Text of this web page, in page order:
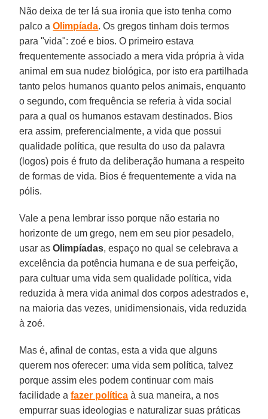
Não deixa de ter lá sua ironia que isto tenha como
palco aOlimpíada. Os gregos tinham dois termos
para "vida": zoé e bios. O primeiro estava
frequentemente associado a mera vida própria à vida
animal em sua nudez biológica, por isto era partilhada
tanto pelos humanos quanto pelos animais, enquanto
o segundo, com frequência se referia à vida social
para a qual os humanos estavam destinados. Bios
era assim, preferencialmente, a vida que possui
qualidade política, que resulta do uso da palavra
(logos) pois é fruto da deliberação humana a respeito
de formas de vida. Bios é frequentemente a vida na
pólis.
Vale a pena lembrar isso porque não estaria no
horizonte de um grego, nem em seu pior pesadelo,
usar asOlimpíadas, espaço no qual se celebrava a
excelência da potência humana e de sua perfeição,
para cultuar uma vida sem qualidade política, vida
reduzida à mera vida animal dos corpos adestrados e,
na maioria das vezes, unidimensionais, vida reduzida
à zoé.
Mas é, afinal de contas, esta a vida que alguns
querem nos oferecer: uma vida sem política, talvez
porque assim eles podem continuar com mais
facilidade afazer política à sua maneira, a nos
empurrar suas ideologias e naturalizar suas práticas